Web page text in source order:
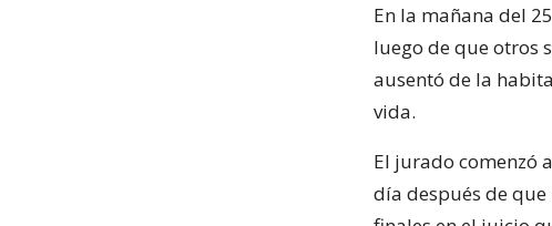
En la mañana del
luego de que otros
ausentó de la
vida.
El jurado comenzó
día después de